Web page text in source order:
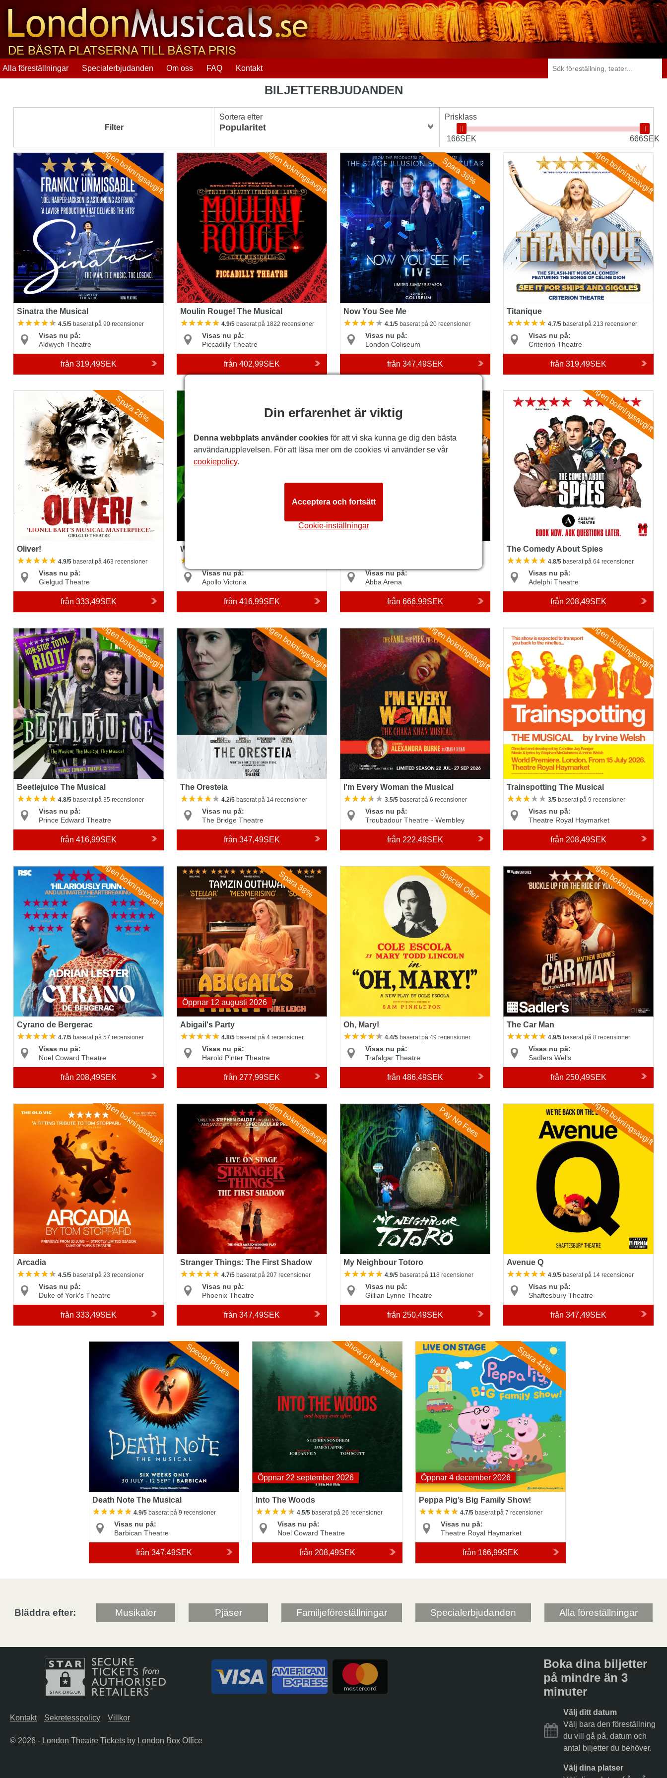
Alla föreställningar Specialerbjudanden Om oss FAQ Kontakt
BILJETTERBJUDANDEN
Filter
Sortera efter Prisklass
166SEK 666SEK
Sinatra the Musical Ingen bokningsavgift
Sinatra the Musical
4.5/5 baserat på 90 recensioner
Visas nu på:
Aldwych Theatre
från 319,49SEK
Moulin Rouge! The MusicalIngen bokningsavgift
Moulin Rouge! The Musical
4.9/5 baserat på 1822 recensioner
Visas nu på:
Piccadilly Theatre
från 402,99SEK
Now You See Me Spara 38%
Now You See Me
4.1/5 baserat på 20 recensioner
Visas nu på:
London Coliseum
från 347,49SEK
Ingen bokningsavgift
Titanique
4.7/5 baserat på 213 recensioner
Visas nu på:
Criterion Theatre
från 319,49SEK
Spara 28%
Oliver!
4.9/5 baserat på 463 recensioner
Visas nu på:
Gielgud Theatre
från 333,49SEK
Special Prices
Wicked
Visas nu på:
Apollo Victoria
från 416,99SEK
Visas nu på:
Abba Arena
från 666,99SEK
The Comedy About SpiesIngen bokningsavgift
The Comedy About Spies
4.8/5 baserat på 64 recensioner
Visas nu på:
Adelphi Theatre
från 208,49SEK
Beetlejuice The MusicalIngen bokningsavgift
Beetlejuice The Musical
4.8/5 baserat på 35 recensioner
Visas nu på:
Prince Edward Theatre
från 416,99SEK
The Oresteia Ingen bokningsavgift
The Oresteia
4.2/5 baserat på 14 recensioner
Visas nu på:
The Bridge Theatre
från 347,49SEK
I'm Every Woman the MusicalIngen bokningsavgift
I'm Every Woman the Musical
3.5/5 baserat på 6 recensioner
Visas nu på:
Troubadour Theatre - Wembley
från 222,49SEK
Trainspotting The MusicalIngen bokningsavgift
Trainspotting The Musical
3/5 baserat på 9 recensioner
Visas nu på:
Theatre Royal Haymarket
från 208,49SEK
Cyrano de Bergerac Ingen bokningsavgift
Cyrano de Bergerac
4.7/5 baserat på 57 recensioner
Visas nu på:
Noel Coward Theatre
från 208,49SEK
Abigail's Party Spara 38%
Öppnar 12 augusti 2026
Abigail's Party
4.8/5 baserat på 4 recensioner
Visas nu på:
Harold Pinter Theatre
från 277,99SEK
Special Offer
Oh, Mary!
4.4/5 baserat på 49 recensioner
Visas nu på:
Trafalgar Theatre
från 486,49SEK
The Car Man Ingen bokningsavgift
The Car Man
4.9/5 baserat på 8 recensioner
Visas nu på:
Sadlers Wells
från 250,49SEK
Ingen bokningsavgift
Arcadia
4.5/5 baserat på 23 recensioner
Visas nu på:
Duke of York's Theatre
från 333,49SEK
Stranger Things: The First ShadowIngen bokningsavgift
Stranger Things: The First Shadow
4.7/5 baserat på 207 recensioner
Visas nu på:
Phoenix Theatre
från 347,49SEK
My Neighbour Totoro Pay No Fees
My Neighbour Totoro
4.9/5 baserat på 118 recensioner
Visas nu på:
Gillian Lynne Theatre
från 250,49SEK
Ingen bokningsavgift
Avenue Q
4.9/5 baserat på 14 recensioner
Visas nu på:
Shaftesbury Theatre
från 347,49SEK
Death Note The Musical Special Prices
Death Note The Musical
4.9/5 baserat på 9 recensioner
Visas nu på:
Barbican Theatre
från 347,49SEK
Into The Woods Show of the week
Öppnar 22 september 2026
Into The Woods
4.5/5 baserat på 26 recensioner
Visas nu på:
Noel Coward Theatre
från 208,49SEK
Peppa Pig’s Big Family Show!Spara 44%
Öppnar 4 december 2026
Peppa Pig’s Big Family Show!
4.7/5 baserat på 7 recensioner
Visas nu på:
Theatre Royal Haymarket
från 166,99SEK
Bläddra efter: Musikaler Pjäser Familjeföreställningar Specialerbjudanden Alla föreställningar
Boka dina biljetter
på mindre än 3
minuter
Välj ditt datum
Välj bara den föreställning
du vill gå på, datum och
antal biljetter du behöver.
Välj dina platser
Kontakt Sekretesspolicy Villkor
© 2026 - London Theatre Tickets by London Box Office
Din erfarenhet är viktig
Denna webbplats använder cookies för att vi ska kunna ge dig den bästa
användarupplevelsen. För att läsa mer om de cookies vi använder se vår
cookiepolicy.
Cookie-inställningar
Acceptera och fortsätt